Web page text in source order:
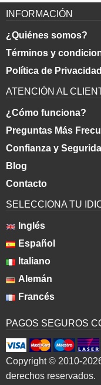
INFORMACIÓN
¿Quiénes somos?
Términos y
Política de Privacidad
ATENCIÓN AL
¿Cómo funciona?
Preguntas Más
Confianza y
Blog
Contacto
SELECCIONA TU
Inglés
Español
Italiano
Alemán
Francés
PAGOS SEGUROS
Copyright © 2010-
derechos reservados.